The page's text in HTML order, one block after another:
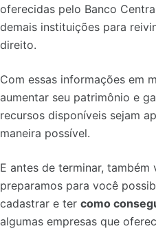
oferecidas pelo Banco
demais instituições para
direito.
Com essas informações em
aumentar seu patrimônio e
recursos disponíveis sejam
maneira possível.
E antes de terminar, também
preparamos para você
cadastrar e ter como
algumas empresas que